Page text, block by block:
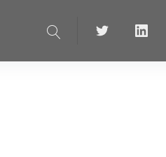
Suche Twitter linkedin